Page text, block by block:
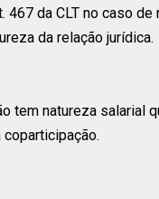
467 da CLT no caso
da relação jurídica.
tem natureza salarial